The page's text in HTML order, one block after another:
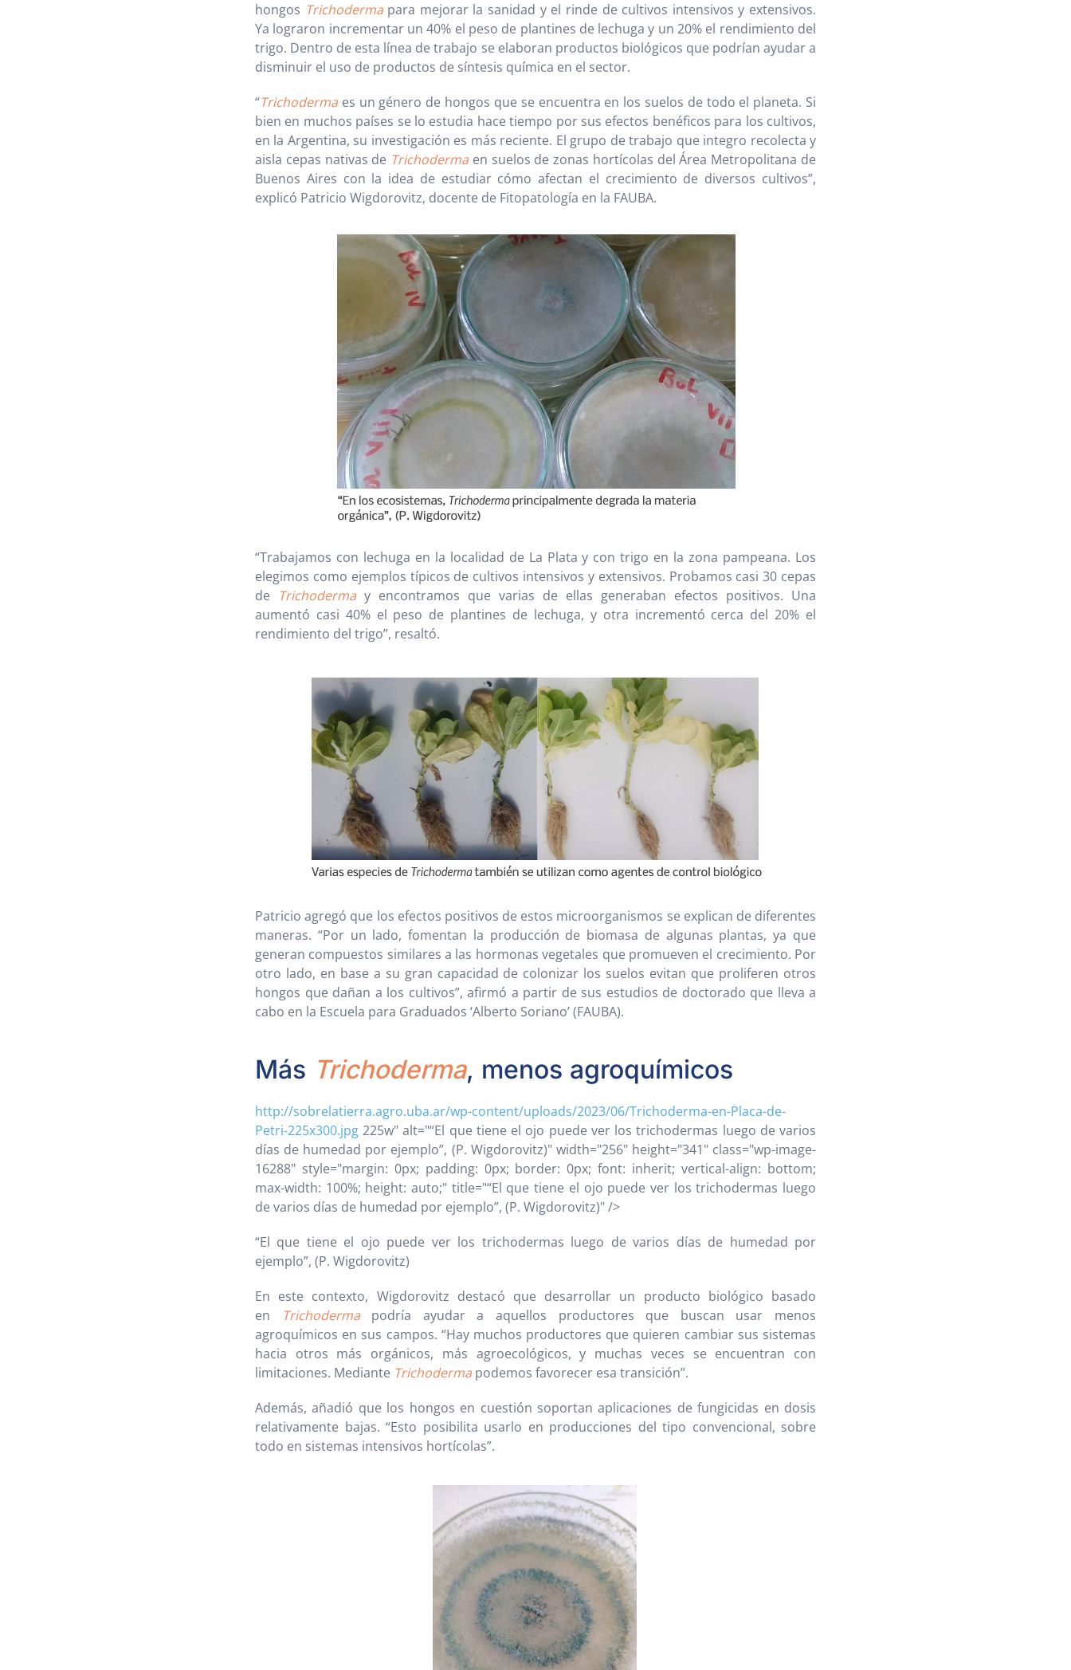
hongos Trichodermapara mejorar la sanidad y el rinde de cultivos intensivos y extensivos.
Ya lograron incrementar un 40% el peso de plantines de lechuga y un 20% el rendimiento del
trigo. Dentro de esta línea de trabajo se elaboran productos biológicos que podrían ayudar a
disminuir el uso de productos de síntesis química en el sector.
“Trichoderma es un género de hongos que se encuentra en los suelos de todo el planeta. Si
bien en muchos países se lo estudia hace tiempo por sus efectos benéficos para los cultivos,
en la Argentina, su investigación es más reciente. El grupo de trabajo que integro recolecta y
aisla cepas nativas de Trichoderma en suelos de zonas hortícolas del Área Metropolitana de
Buenos Aires con la idea de estudiar cómo afectan el crecimiento de diversos cultivos”,
explicó Patricio Wigdorovitz, docente de Fitopatología en la FAUBA.
“Trabajamos con lechuga en la localidad de La Plata y con trigo en la zona pampeana. Los
elegimos como ejemplos típicos de cultivos intensivos y extensivos. Probamos casi 30 cepas
de Trichoderma y encontramos que varias de ellas generaban efectos positivos. Una
aumentó casi 40% el peso de plantines de lechuga, y otra incrementó cerca del 20% el
rendimiento del trigo”, resaltó.
Patricio agregó que los efectos positivos de estos microorganismos se explican de diferentes
maneras. “Por un lado, fomentan la producción de biomasa de algunas plantas, ya que
generan compuestos similares a las hormonas vegetales que promueven el crecimiento. Por
otro lado, en base a su gran capacidad de colonizar los suelos evitan que proliferen otros
hongos que dañan a los cultivos”, afirmó a partir de sus estudios de doctorado que lleva a
cabo en la Escuela para Graduados ‘Alberto Soriano’ (FAUBA).
Más Trichoderma, menos agroquímicos
http://sobrelatierra.agro.uba.ar/wp-content/uploads/2023/06/Trichoderma-en-Placa-de-
Petri-225x300.jpg 225w" alt="“El que tiene el ojo puede ver los trichodermas luego de varios
días de humedad por ejemplo”, (P. Wigdorovitz)" width="256" height="341" class="wp-image-
16288" style="margin: 0px; padding: 0px; border: 0px; font: inherit; vertical-align: bottom;
max-width: 100%; height: auto;" title="“El que tiene el ojo puede ver los trichodermas luego
de varios días de humedad por ejemplo”, (P. Wigdorovitz)" />
“El que tiene el ojo puede ver los trichodermas luego de varios días de humedad por
ejemplo”, (P. Wigdorovitz)
En este contexto, Wigdorovitz destacó que desarrollar un producto biológico basado
en
Trichodermapodría ayudar a aquellos productores que buscan usar menos
agroquímicos en sus campos. “Hay muchos productores que quieren cambiar sus sistemas
hacia otros más orgánicos, más agroecológicos, y muchas veces se encuentran con
limitaciones. Mediante Trichoderma podemos favorecer esa transición”.
Además, añadió que los hongos en cuestión soportan aplicaciones de fungicidas en dosis
relativamente bajas. “Esto posibilita usarlo en producciones del tipo convencional, sobre
todo en sistemas intensivos hortícolas”.